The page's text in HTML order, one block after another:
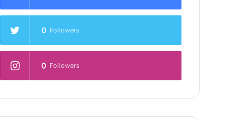
0 Followers
0 Followers